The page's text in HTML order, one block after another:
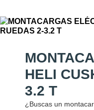
HELI
3.2 T
¿Buscas un